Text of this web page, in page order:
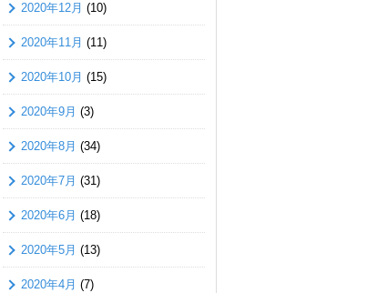
2020年12月 (10)
2020年11月 (11)
2020年10月 (15)
2020年9月 (3)
2020年8月 (34)
2020年7月 (31)
2020年6月 (18)
2020年5月 (13)
2020年4月 (7)